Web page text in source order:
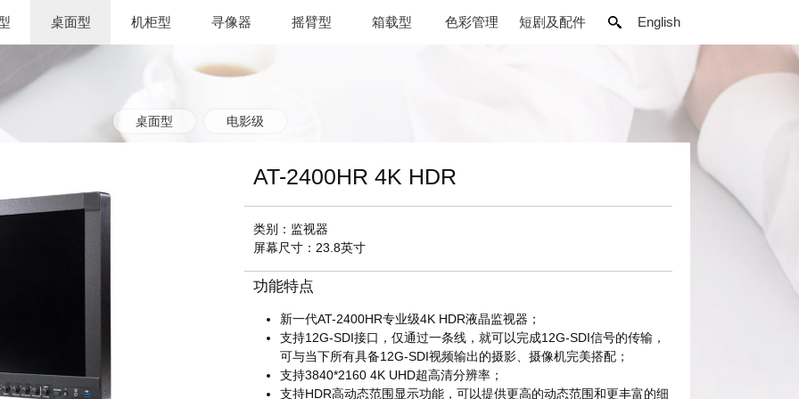
桌面型 机柜型 寻像器 摇臂型 箱载型 色彩管理 短剧及配件 English
桌面型 电影级
AT-2400HR 4K HDR
类别：监视器
屏幕尺寸：23.8英寸
功能特点
新一代AT-2400HR专业级4K HDR液晶监视器；
支持12G-SDI接口，仅通过一条线，就可以完成12G-SDI信号的传输，
可与当下所有具备12G-SDI视频输出的摄影、摄像机完美搭配；
支持3840*2160 4K UHD超高清分辨率；
支持HDR高动态范围显示功能，可以提供更高的动态范围和更丰富的细